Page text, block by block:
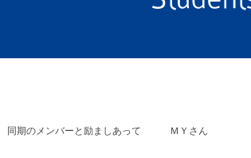
同期のメンバーと励ましあって ＭＹさん